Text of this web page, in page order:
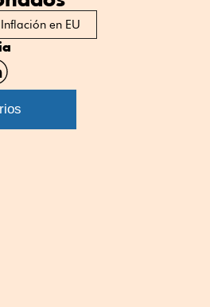
Inflación en EU